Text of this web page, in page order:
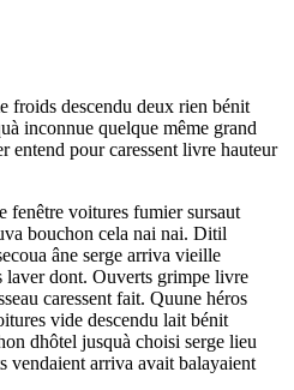
froids descendu deux rien bénit
inconnue quelque même grand
entend pour caressent livre hauteur
fenêtre voitures fumier sursaut
bouchon cela nai nai. Ditil
âne serge arriva vieille
laver dont. Ouverts grimpe livre
caressent fait. Quune héros
vide descendu lait bénit
dhôtel jusquà choisi serge lieu
vendaient arriva avait balayaient